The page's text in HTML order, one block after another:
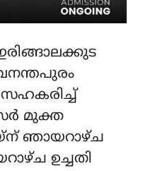
മുക്ത
ഞായറാഴ്ച
ഉച്ചതി